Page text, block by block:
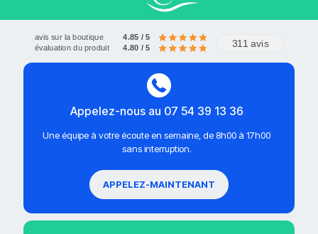
avis sur la boutique 4.85 / 5
évaluation du produit 4.80 / 5 311 avis
Appelez-nous au 07 54 39 13 36
Une équipe à votre écoute en semaine, de 8h00 à 17h00
sans interruption.
APPELEZ-MAINTENANT